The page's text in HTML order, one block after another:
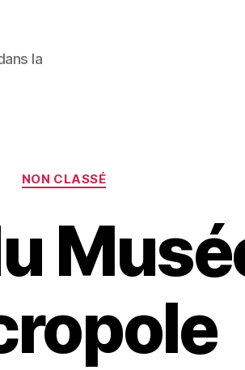
la
Catégories
NON CLASSÉ